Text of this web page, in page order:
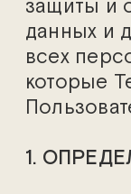
защиты и
данных и
всех
которые
1.